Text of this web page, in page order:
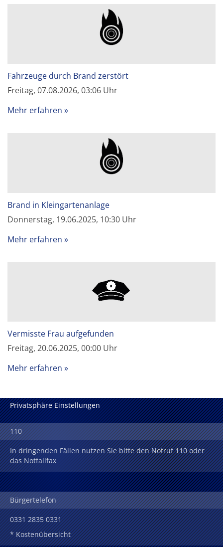
Fahrzeuge durch Brand zerstört
Freitag, 07.08.2026, 03:06 Uhr
Mehr erfahren
Brand in Kleingartenanlage
Donnerstag, 19.06.2025, 10:30 Uhr
Mehr erfahren
Vermisste Frau aufgefunden
Freitag, 20.06.2025, 00:00 Uhr
Mehr erfahren
Privatsphäre Einstellungen
110
In dringenden Fällen nutzen Sie bitte den Notruf 110 oder
das Notfallfax
Bürgertelefon
0331 2835 0331
* Kostenübersicht